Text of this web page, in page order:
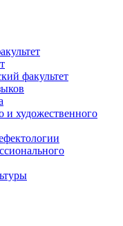
факультет
и художественного